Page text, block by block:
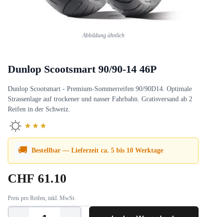
Abbildung ähnlich
Dunlop Scootsmart 90/90-14 46P
Dunlop Scootsmart - Premium-Sommerreifen 90/90D14. Optimale
Strassenlage auf trockener und nasser Fahrbahn. Gratisversand ab 2
Reifen in der Schweiz.
★★★
🚚 Bestellbar — Lieferzeit ca. 5 bis 10 Werktage
CHF 61.10
Preis pro Reifen, inkl. MwSt.